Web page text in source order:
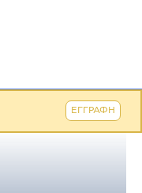
ΕΓΓΡΑΦΗ